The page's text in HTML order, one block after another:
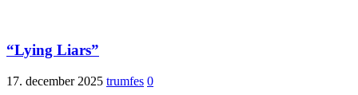
“Lying Liars”
17. december 2025 trumfes 0